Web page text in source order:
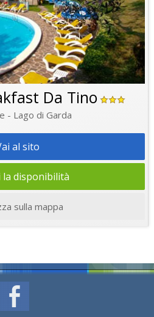
Da Tino
- Lago di Garda
al sito
la disponibilità
sulla mappa